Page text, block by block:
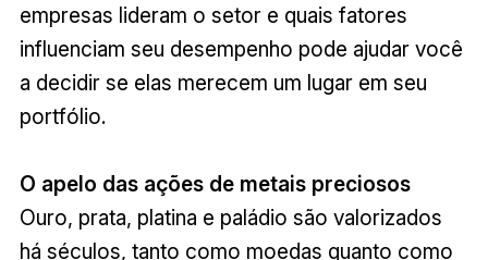
empresas lideram o setor e quais fatores
influenciam seu desempenho pode ajudar você
a decidir se elas merecem um lugar em seu
portfólio.
O apelo das ações de metais preciosos
Ouro, prata, platina e paládio são valorizados
há séculos, tanto como moedas quanto como